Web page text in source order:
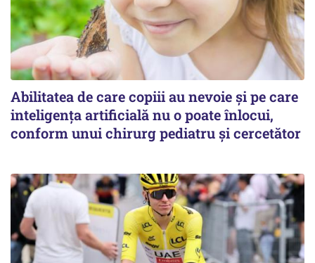
Abilitatea de care copiii au nevoie și pe care
inteligența artificială nu o poate înlocui,
conform unui chirurg pediatru și cercetător